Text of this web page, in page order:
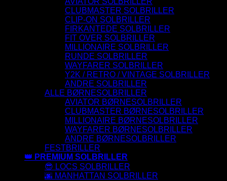
CLUBMASTER SOLBRILLER
CLIP-ON SOLBRILLER
FIRKANTEDE SOLBRILLER
FIT OVER SOLBRILLER
MILLIONAIRE SOLBRILLER
RUNDE SOLBRILLER
WAYFARER SOLBRILLER
Y2K / RETRO / VINTAGE SOLBRILLER
ANDRE SOLBRILLER
ALLE BØRNESOLBRILLER
AVIATOR BØRNESOLBRILLER
CLUBMASTER BØRNESOLBRILLER
MILLIONAIRE BØRNESOLBRILLER
WAYFARER BØRNESOLBRILLER
ANDRE BØRNESOLBRILLER
FESTBRILLER
👑 PREMIUM SOLBRILLER
😎 LOCS SOLBRILLER
🌆 MANHATTAN SOLBRILLER